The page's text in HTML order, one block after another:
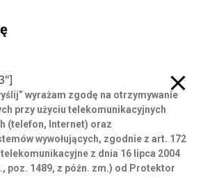
wyrażam zgodę na otrzymywanie
przy użyciu telekomunikacyjnych
(telefon, Internet) oraz
wywołujących, zgodnie z art. 172
z dnia 16 lipca 2004
poz. 1489, z późn. zm.) od Protektor